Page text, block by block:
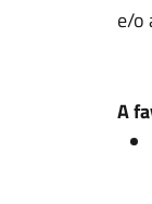
e/o
A